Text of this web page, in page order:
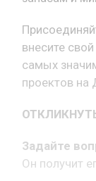
внесите
самых
проектов на
Задайте
Он получит